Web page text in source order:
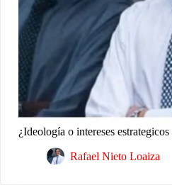
¿Ideología o intereses
Rafael Nieto Loaiza